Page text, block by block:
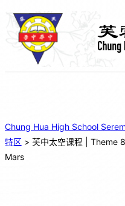
Chung Hua High School
特区 > 芙中太空课程 | Theme
Mars